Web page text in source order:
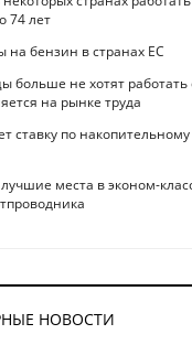
74 лет
на бензин в странах ЕС
больше не хотят работать
на рынке труда
ставку по накопительному
места в эконом-
НОВОСТИ